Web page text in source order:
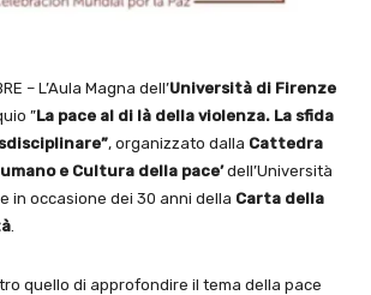
– L’Aula Magna dell’Università di Firenze
”La pace al di là della violenza. La sfida
, organizzato dalla Cattedra
umano e Cultura della pace’dell’Università
in occasione dei 30 anni della Carta della
quello di approfondire il tema della pace